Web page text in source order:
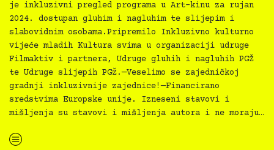
je inkluzivni pregled programa u Art-kinu za rujan
2024. dostupan gluhim i nagluhim te slijepim i
slabovidnim osobama.Pripremilo Inkluzivno kulturno
vijeće mladih Kultura svima u organizaciji udruge
Filmaktiv i partnera, Udruge gluhih i nagluhih PGŽ
te Udruge slijepih PGŽ.—Veselimo se zajedničkoj
gradnji inkluzivnije zajednice!—Financirano
sredstvima Europske unije. Izneseni stavovi i
mišljenja su stavovi i mišljenja autora i ne moraju…
“Kultura svima — inkluzivna najava programa Art-kino za rujan 2024.”